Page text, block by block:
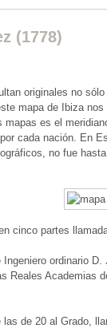
(1778)
originales no
mapa de Ibiza
es el
cada nación. En
no fue
cinco partes
ordinario
Reales Academias
de 20 al Grado,